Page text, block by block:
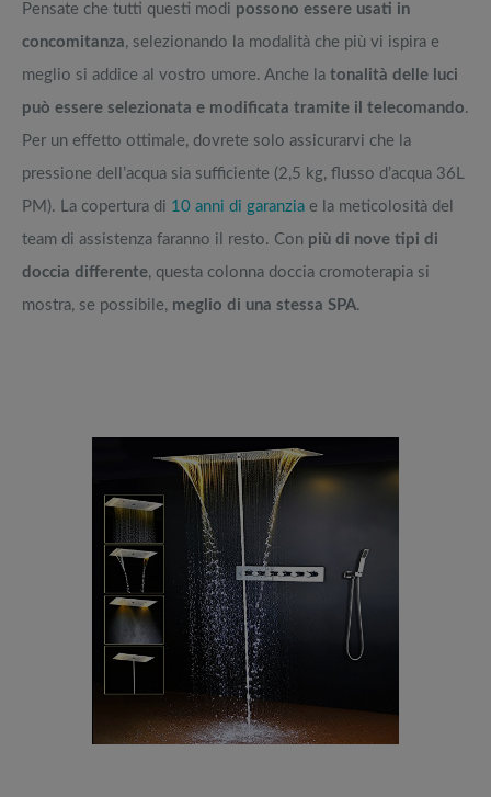
Pensate che tutti questi modi possono essere usati in
concomitanza, selezionando la modalità che più vi ispira e
meglio si addice al vostro umore. Anche la tonalità delle luci
può essere selezionata e modificata tramite il telecomando.
Per un effetto ottimale, dovrete solo assicurarvi che la
pressione dell’acqua sia sufficiente (2,5 kg, flusso d’acqua 36L
PM). La copertura di 10 anni di garanzia e la meticolosità del
team di assistenza faranno il resto. Con più di nove tipi di
doccia differente, questa colonna doccia cromoterapia si
mostra, se possibile, meglio di una stessa SPA.